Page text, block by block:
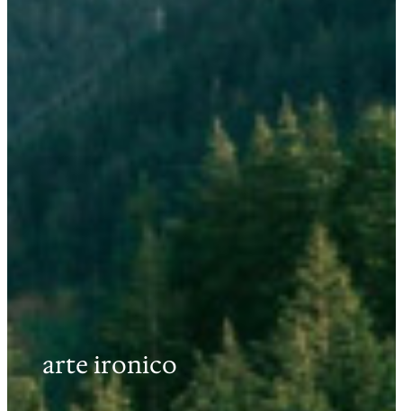
arte ironico